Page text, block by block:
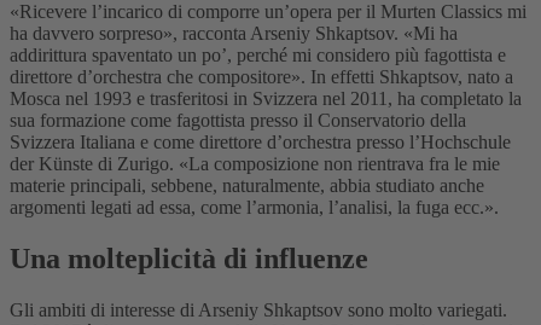
«Ricevere l’incarico di comporre un’opera per il Murten Classics mi
ha davvero sorpreso», racconta Arseniy Shkaptsov. «Mi ha
addirittura spaventato un po’, perché mi considero più fagottista e
direttore d’orchestra che compositore». In effetti Shkaptsov, nato a
Mosca nel 1993 e trasferitosi in Svizzera nel 2011, ha completato la
sua formazione come fagottista presso il Conservatorio della
Svizzera Italiana e come direttore d’orchestra presso l’Hochschule
der Künste di Zurigo. «La composizione non rientrava fra le mie
materie principali, sebbene, naturalmente, abbia studiato anche
argomenti legati ad essa, come l’armonia, l’analisi, la fuga ecc.».
Una molteplicità di influenze
Gli ambiti di interesse di Arseniy Shkaptsov sono molto variegati.